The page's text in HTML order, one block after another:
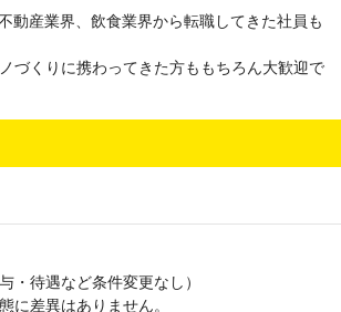
動産業界、飲食業界から転職してきた社員も
づくりに携わってきた方ももちろん大歓迎で
・待遇など条件変更なし）
に差異はありません。